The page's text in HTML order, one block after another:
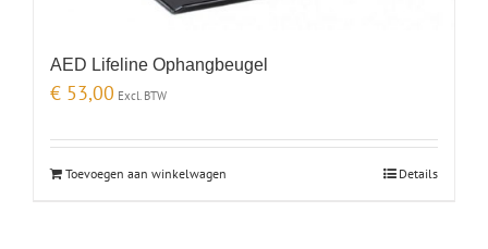
AED Lifeline Ophangbeugel
€ 53,00 Excl. BTW
Toevoegen aan winkelwagen Details